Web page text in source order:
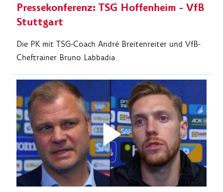
Pressekonferenz: TSG Hoffenheim - VfB
Stuttgart
Die PK mit TSG-Coach André Breitenreiter und VfB-
Cheftrainer Bruno Labbadia